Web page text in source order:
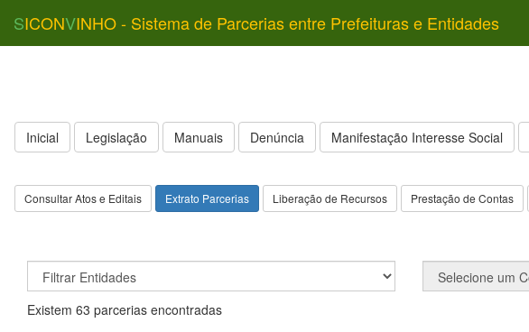
SICONVINHO - Sistema de Parcerias entre Prefeituras e Entidades
Inicial Legislação Manuais Denúncia Manifestação Interesse Social
Consultar Atos e Editais Extrato Parcerias Liberação de Recursos Prestação de Contas
Existem 63 parcerias encontradas